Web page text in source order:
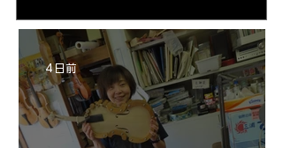
部やり直し。エンドピン脇をヤスリ、ノミ、
ペーパー１００゜で徹底して削る。やっと光
が消えた。にかわで再度閉じる。消えた――
の小川さんの笑顔が満開となる・・。いよい
よ来週からニス塗りか？
4 日前